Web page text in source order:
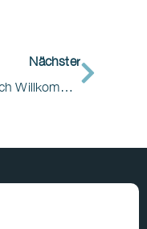
Nächster
Herzlich Willkommen im ZAB Hannover!